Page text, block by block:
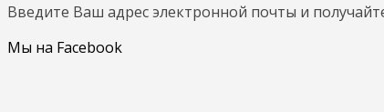
Введите Ваш адрес электронной почты и
Мы на Facebook